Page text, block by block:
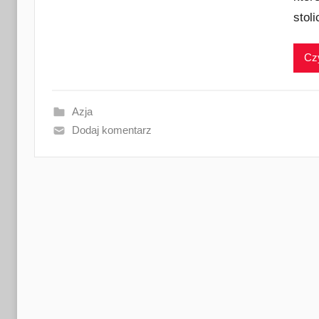
Azja
Dodaj komentarz